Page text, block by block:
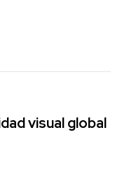
visual global